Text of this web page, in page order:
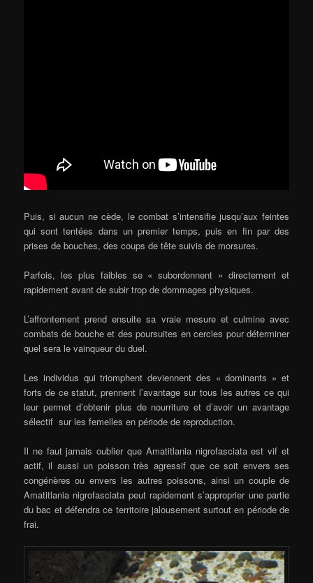
Puis, si aucun ne cède, le combat s’intensifie jusqu’aux feintes
qui sont tentées dans un premier temps, puis en fin par des
prises de bouches, des coups de tête suivis de morsures.
Parfois, les plus faibles se « subordonnent » directement et
rapidement avant de subir trop de dommages physiques.
L’affrontement prend ensuite sa vraie mesure et culmine avec
combats de bouche et des poursuites en cercles pour déterminer
quel sera le vainqueur du duel.
Les individus qui triomphent deviennent des « dominants » et
forts de ce statut, prennent l’avantage sur tous les autres ce qui
leur permet d’obtenir plus de nourriture et d’avoir un avantage
sélectif sur les femelles en période de reproduction.
Il ne faut jamais oublier que Amatitlania nigrofasciata est vif et
actif, il aussi un poisson très agressif que ce soit envers ses
congénères ou envers les autres poissons, ainsi un couple de
Amatitlania nigrofasciata peut rapidement s’approprier une partie
du bac et défendra ce territoire jalousement surtout en période de
frai.